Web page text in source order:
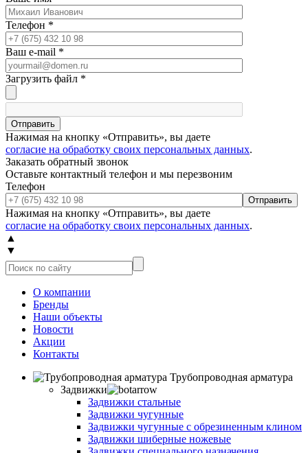
Телефон *
Ваш e-mail *
Загрузить файл *
Отправить
Нажимая на кнопку «Отправить», вы даете
согласие на обработку своих персональных данных.
Заказать обратный звонок
Оставьте контактный телефон и мы перезвоним
Телефон
Отправить
Нажимая на кнопку «Отправить», вы даете
согласие на обработку своих персональных данных.
▲
▼
О компании
Бренды
Наши объекты
Новости
Акции
Контакты
Трубопроводная арматура
Задвижки
Задвижки стальные
Задвижки чугунные
Задвижки чугунные с обрезиненным клином
Задвижки шиберные ножевые